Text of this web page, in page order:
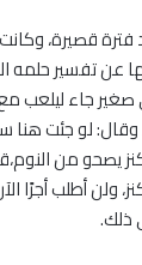
فترة قصيرة،
عن تفسير حلمه
جاء ليلعب
لو جئت هنا
يصحو من
ولن أطلب أجرًا
ذلك.